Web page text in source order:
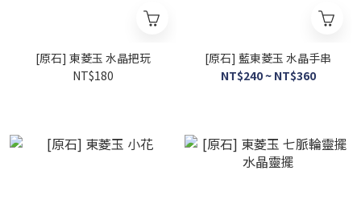
[原石] 東菱玉 水晶把玩
NT$180
[原石] 藍東菱玉 水晶手串
NT$240 ~ NT$360